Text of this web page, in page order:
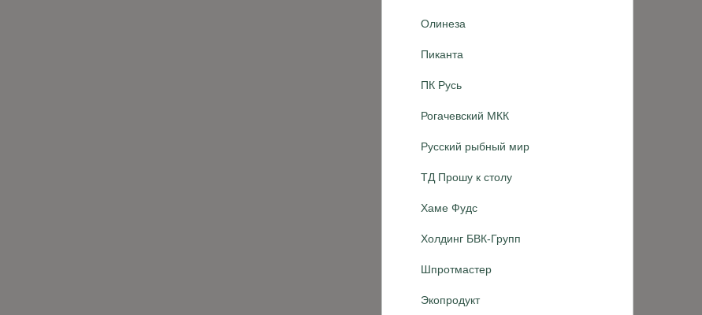
Олинеза
Пиканта
ПК Русь
Рогачевский МКК
Русский рыбный мир
ТД Прошу к столу
Хаме Фудс
Холдинг БВК-Групп
Шпротмастер
Экопродукт